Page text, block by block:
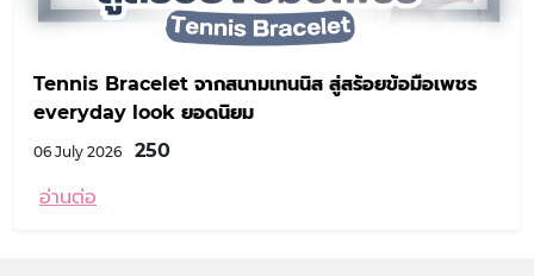
Tennis Bracelet จากสนามเทนนิส สู่สร้อยข้อมือเพชร
everyday look ยอดนิยม
06 July 2026 250
อ่านต่อ